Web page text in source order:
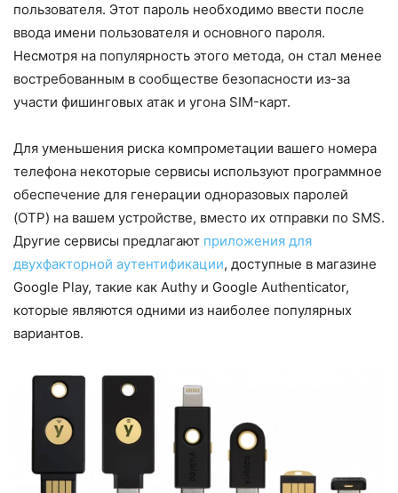
пользователя. Этот пароль необходимо ввести после
ввода имени пользователя и основного пароля.
Несмотря на популярность этого метода, он стал менее
востребованным в сообществе безопасности из-за
участи фишинговых атак и угона SIM-карт.
Для уменьшения риска компрометации вашего номера
телефона некоторые сервисы используют программное
обеспечение для генерации одноразовых паролей
(OTP) на вашем устройстве, вместо их отправки по SMS.
Другие сервисы предлагают приложения для
двухфакторной аутентификации, доступные в магазине
Google Play, такие как Authy и Google Authenticator,
которые являются одними из наиболее популярных
вариантов.